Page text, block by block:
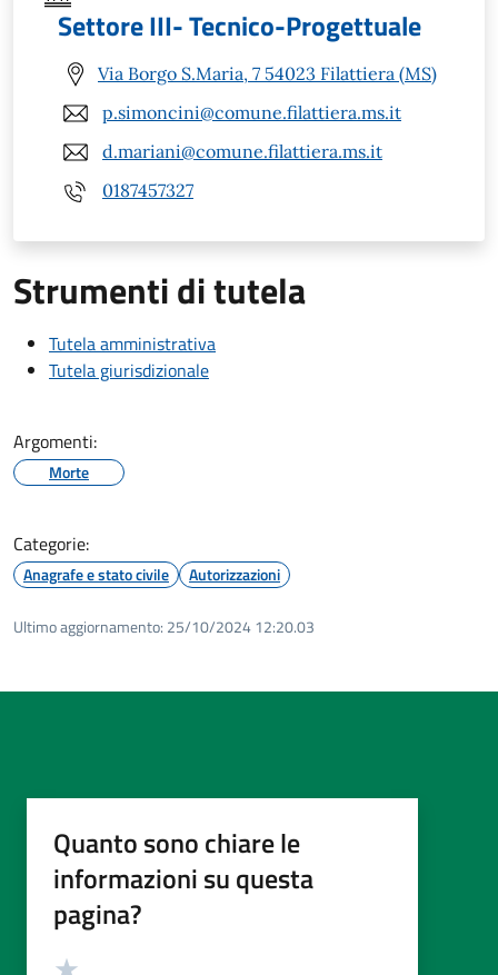
Settore III- Tecnico-Progettuale
Via Borgo S.Maria, 7 54023 Filattiera (MS)
p.simoncini@comune.filattiera.ms.it
d.mariani@comune.filattiera.ms.it
0187457327
Strumenti di tutela
Tutela amministrativa
Tutela giurisdizionale
Argomenti:
Morte
Categorie:
Anagrafe e stato civile Autorizzazioni
Ultimo aggiornamento: 25/10/2024 12:20.03
Quanto sono chiare le
informazioni su questa
pagina?
Valutazione